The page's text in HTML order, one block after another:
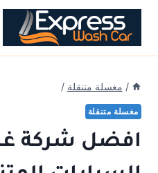
Skip
content
/ مغسلة متنقلة /
مغسلة متنقلة
افضل شركة